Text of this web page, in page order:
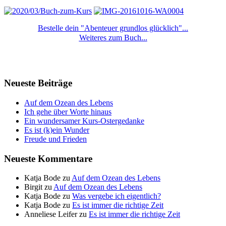
Bestelle dein "Abenteuer grundlos glücklich"...
Weiteres zum Buch...
Neueste Beiträge
Auf dem Ozean des Lebens
Ich gehe über Worte hinaus
Ein wundersamer Kurs-Ostergedanke
Es ist (k)ein Wunder
Freude und Frieden
Neueste Kommentare
Katja Bode zu Auf dem Ozean des Lebens
Birgit zu Auf dem Ozean des Lebens
Katja Bode zu Was vergebe ich eigentlich?
Katja Bode zu Es ist immer die richtige Zeit
Anneliese Leiferzu Es ist immer die richtige Zeit